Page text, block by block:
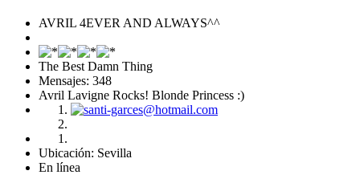
AVRIL 4EVER AND ALWAYS^^
The Best Damn Thing
Mensajes: 348
Avril Lavigne Rocks! Blonde Princess :)
Ubicación: Sevilla
En línea